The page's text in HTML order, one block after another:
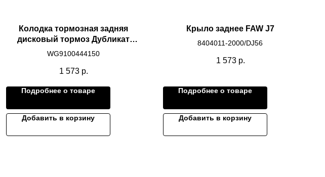
Колодка тормозная задняя
дисковый тормоз Дубликат
HOWO T5G, SITRAK C7H
WG9100444150
1 573 р.
Подробнее о товаре
Добавить в корзину
Крыло заднее FAW J7
8404011-2000/DJ56
1 573 р.
Подробнее о товаре
Добавить в корзину